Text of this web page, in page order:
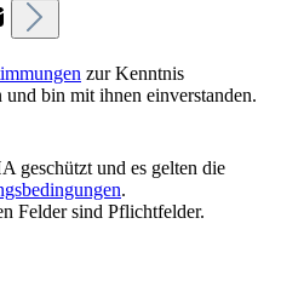
zur Kenntnis
und bin mit ihnen einverstanden.
geschützt und es gelten die
.
Felder sind Pflichtfelder.